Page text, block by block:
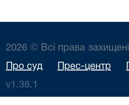
2026 © Всі права захищені
Про суд Прес-центр
v1.38.1